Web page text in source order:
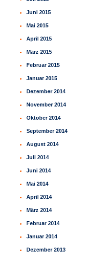
Juni 2015
Mai 2015
April 2015
März 2015
Februar 2015
Januar 2015
Dezember 2014
November 2014
Oktober 2014
September 2014
August 2014
Juli 2014
Juni 2014
Mai 2014
April 2014
März 2014
Februar 2014
Januar 2014
Dezember 2013